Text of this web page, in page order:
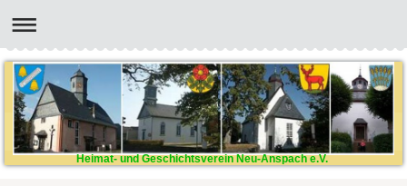
Heimat- und Geschichtsverein Neu-Anspach e.V.